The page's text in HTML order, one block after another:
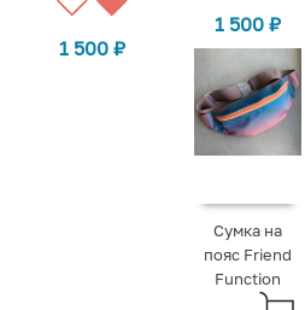
1 500₽
1 500 ₽
Сумка на
пояс Friend
Function